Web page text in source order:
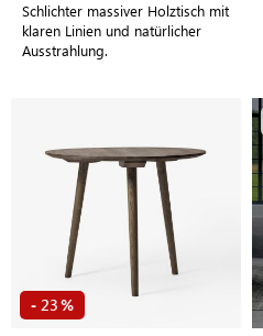
Schlichter massiver Holztisch mit
klaren Linien und natürlicher
Ausstrahlung.
- 23 %